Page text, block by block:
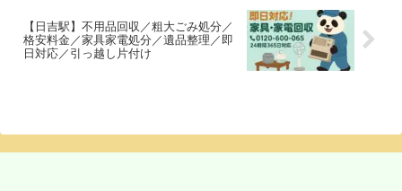
【日吉駅】不用品回収／粗大ごみ処分／
格安料金／家具家電処分／遺品整理／即
日対応／引っ越し片付け